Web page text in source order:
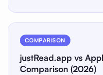
COMPARISON
justRead.app vs
Comparison (2026)